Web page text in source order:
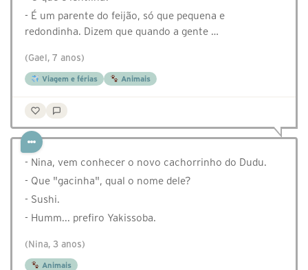
- É um parente do feijão, só que pequena e
redondinha. Dizem que quando a gente …
(Gael, 7 anos)
Viagem e férias Animais
- Nina, vem conhecer o novo cachorrinho do Dudu.
- Que "gacinha", qual o nome dele?
- Sushi.
- Humm... prefiro Yakissoba.
(Nina, 3 anos)
Animais